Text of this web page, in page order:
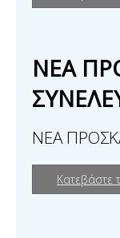
ΝΕΑ
ΝΕΑ
Κατεβάστε